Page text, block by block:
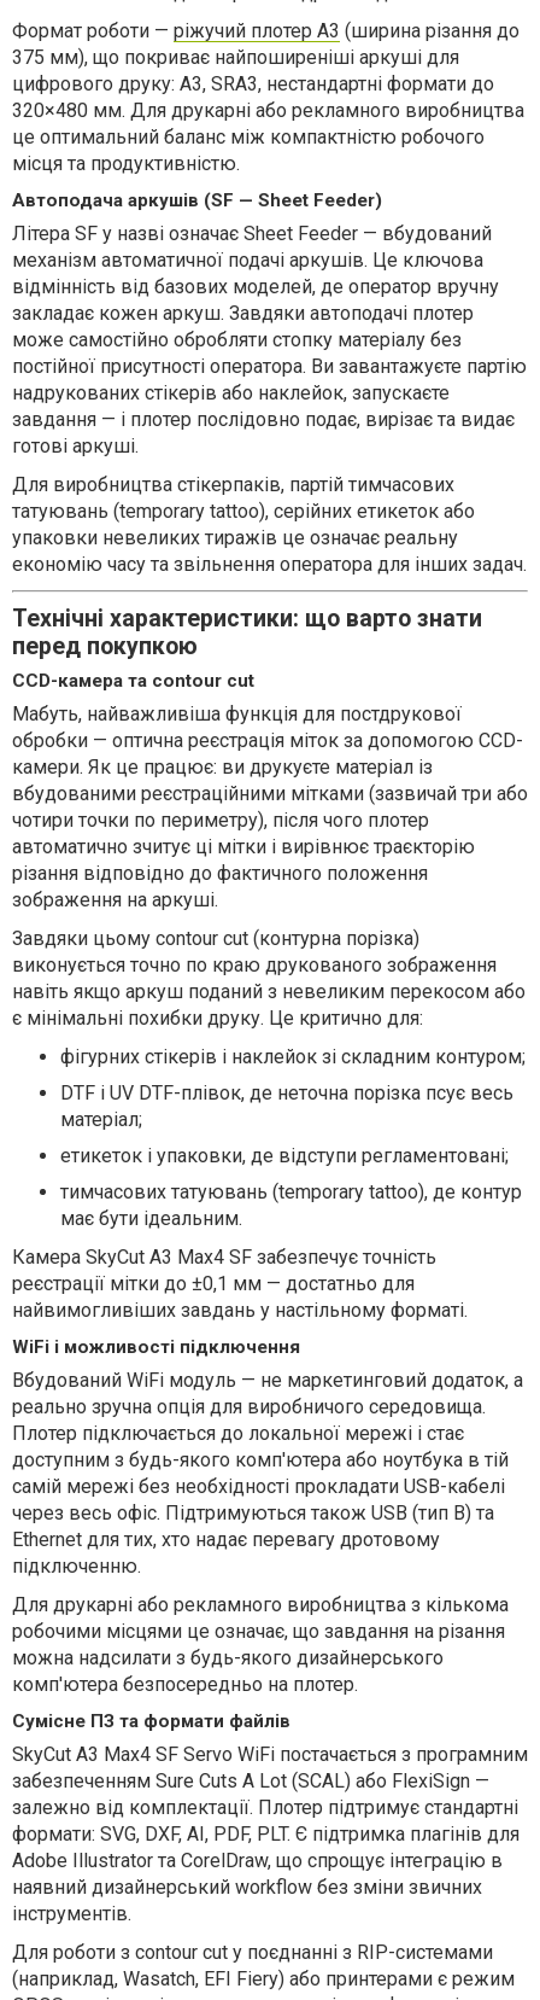
Формат роботи — ріжучий плотер A3 (ширина різання до
375 мм), що покриває найпоширеніші аркуші для
цифрового друку: A3, SRA3, нестандартні формати до
320×480 мм. Для друкарні або рекламного виробництва
це оптимальний баланс між компактністю робочого
місця та продуктивністю.
Автоподача аркушів (SF — Sheet Feeder)
Літера SF у назві означає Sheet Feeder — вбудований
механізм автоматичної подачі аркушів. Це ключова
відмінність від базових моделей, де оператор вручну
закладає кожен аркуш. Завдяки автоподачі плотер
може самостійно обробляти стопку матеріалу без
постійної присутності оператора. Ви завантажуєте партію
надрукованих стікерів або наклейок, запускаєте
завдання — і плотер послідовно подає, вирізає та видає
готові аркуші.
Для виробництва стікерпаків, партій тимчасових
татуювань (temporary tattoo), серійних етикеток або
упаковки невеликих тиражів це означає реальну
економію часу та звільнення оператора для інших задач.
Технічні характеристики: що варто знати
перед покупкою
CCD-камера та contour cut
Мабуть, найважливіша функція для постдрукової
обробки — оптична реєстрація міток за допомогою CCD-
камери. Як це працює: ви друкуєте матеріал із
вбудованими реєстраційними мітками (зазвичай три або
чотири точки по периметру), після чого плотер
автоматично зчитує ці мітки і вирівнює траєкторію
різання відповідно до фактичного положення
зображення на аркуші.
Завдяки цьому contour cut (контурна порізка)
виконується точно по краю друкованого зображення
навіть якщо аркуш поданий з невеликим перекосом або
є мінімальні похибки друку. Це критично для:
фігурних стікерів і наклейок зі складним контуром;
DTF і UV DTF-плівок, де неточна порізка псує весь
матеріал;
етикеток і упаковки, де відступи регламентовані;
тимчасових татуювань (temporary tattoo), де контур
має бути ідеальним.
Камера SkyСut A3 Max4 SF забезпечує точність
реєстрації мітки до ±0,1 мм — достатньо для
найвимогливіших завдань у настільному форматі.
WiFi і можливості підключення
Вбудований WiFi модуль — не маркетинговий додаток, а
реально зручна опція для виробничого середовища.
Плотер підключається до локальної мережі і стає
доступним з будь-якого комп'ютера або ноутбука в тій
самій мережі без необхідності прокладати USB-кабелі
через весь офіс. Підтримуються також USB (тип B) та
Ethernet для тих, хто надає перевагу дротовому
підключенню.
Для друкарні або рекламного виробництва з кількома
робочими місцями це означає, що завдання на різання
можна надсилати з будь-якого дизайнерського
комп'ютера безпосередньо на плотер.
Сумісне ПЗ та формати файлів
SkyСut A3 Max4 SF Servo WiFi постачається з програмним
забезпеченням Sure Cuts A Lot (SCAL) або FlexiSign —
залежно від комплектації. Плотер підтримує стандартні
формати: SVG, DXF, AI, PDF, PLT. Є підтримка плагінів для
Adobe Illustrator та CorelDraw, що спрощує інтеграцію в
наявний дизайнерський workflow без зміни звичних
інструментів.
Для роботи з contour cut у поєднанні з RIP-системами
(наприклад, Wasatch, EFI Fiery) або принтерами є режим